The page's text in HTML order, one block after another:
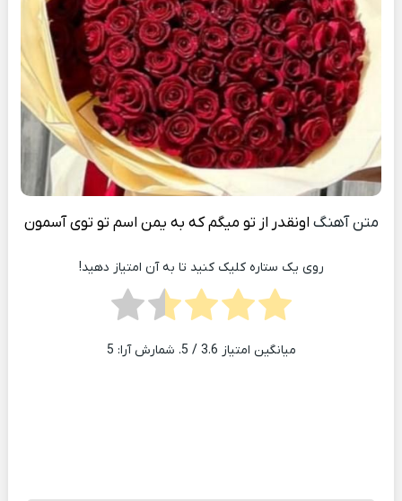
متن آهنگ اونقدر از تو میگم که به یمن اسم تو توی آسمون
روی یک ستاره کلیک کنید تا به آن امتیاز دهید!
میانگین امتیاز 3.6 / 5. شمارش آرا: 5